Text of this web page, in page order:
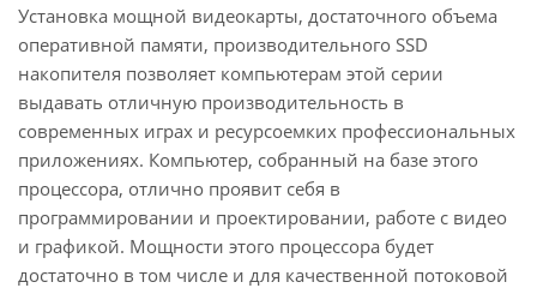
Установка мощной видеокарты, достаточного объема
оперативной памяти, производительного SSD
накопителя позволяет компьютерам этой серии
выдавать отличную производительность в
современных играх и ресурсоемких профессиональных
приложениях. Компьютер, собранный на базе этого
процессора, отлично проявит себя в
программировании и проектировании, работе с видео
и графикой. Мощности этого процессора будет
достаточно в том числе и для качественной потоковой